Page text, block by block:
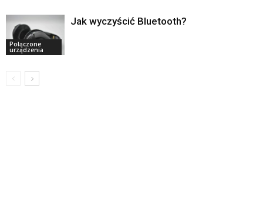
Połączone
urządzenia
Jak wyczyścić Bluetooth?